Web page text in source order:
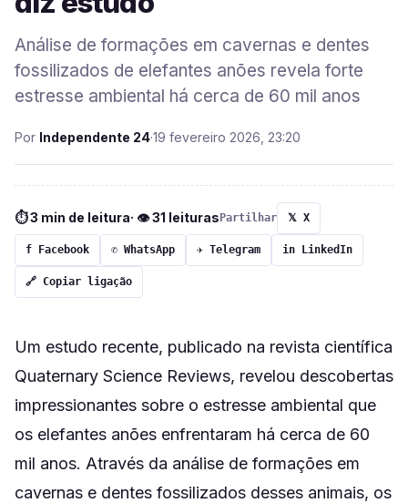
Análise de formações em cavernas e dentes
fossilizados de elefantes anões revela forte
estresse ambiental há cerca de 60 mil anos
Por Independente 24·19 fevereiro 2026, 23:20
⏱ 3 min de leitura· 👁 31 leiturasPartilhar 𝕏 X
f Facebook ✆ WhatsApp ✈ Telegram in LinkedIn
🔗 Copiar ligação
Um estudo recente, publicado na revista científica
Quaternary Science Reviews, revelou descobertas
impressionantes sobre o estresse ambiental que
os elefantes anões enfrentaram há cerca de 60
mil anos. Através da análise de formações em
cavernas e dentes fossilizados desses animais, os